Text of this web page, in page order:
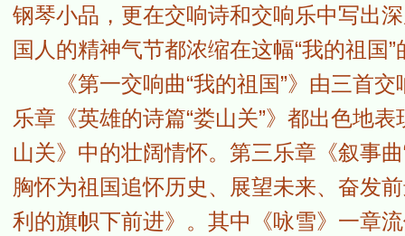
钢琴小品，更在交响诗和交响乐中写出
国人的精神气节都浓缩在这幅“我的祖国
《第一交响曲“我的祖国”》由三首交
乐章《英雄的诗篇“娄山关”》都出色地
山关》中的壮阔情怀。第三乐章《叙事
胸怀为祖国追怀历史、展望未来、奋发
利的旗帜下前进》。其中《咏雪》一章